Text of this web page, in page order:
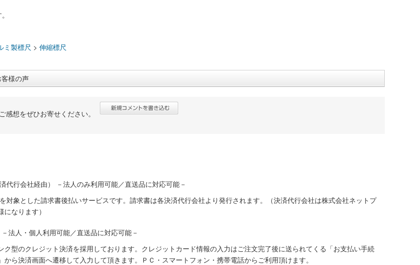
ミ製標尺 > 伸縮標尺
様の声
感想をぜひお寄せください。
代行会社経由） －法人のみ利用可能／直送品に対応可能－
対象とした請求書後払いサービスです。請求書は各決済代行会社より発行されます。（決済代行会社は株式会社ネットプ
なります）
法人・個人利用可能／直送品に対応可能－
ク型のクレジット決済を採用しております。クレジットカード情報の入力はご注文完了後に送られてくる「お支払い手続
から決済画面へ遷移して入力して頂きます。ＰＣ・スマートフォン・携帯電話からご利用頂けます。